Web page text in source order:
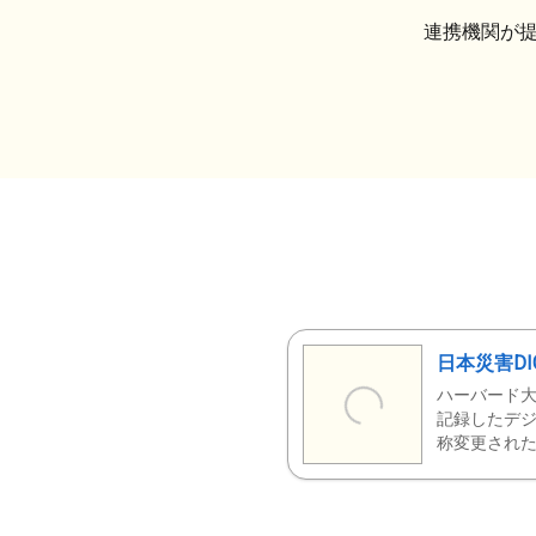
連携機関が
日本災害
ハーバード
記録したデ
称変更された